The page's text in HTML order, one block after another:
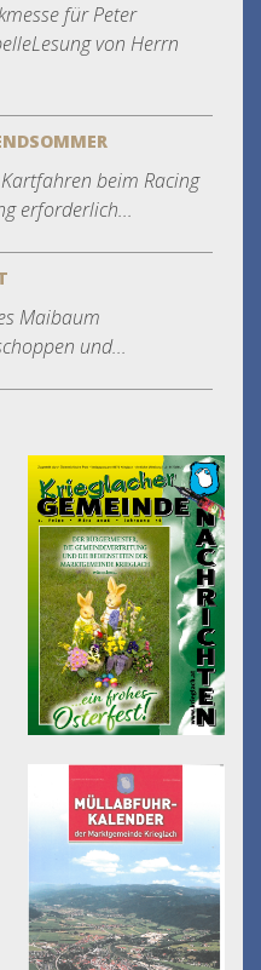
für Peter
von Herrn
beim Racing
erforderlich...
Maibaum
und...